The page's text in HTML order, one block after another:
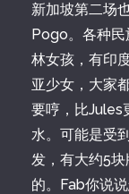
新加坡第二场
Pogo。各种民
林女孩，有印
亚少女，大家
要哼，比Jules
水。可能是受
发，有大约5
的。Fab你说